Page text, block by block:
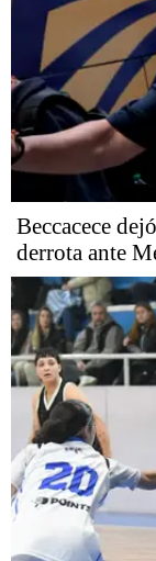
Beccacece
derrota ante